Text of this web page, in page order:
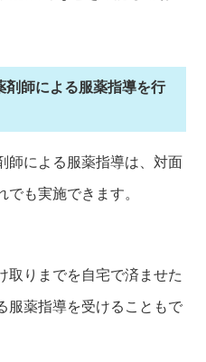
師による服薬指導を行
師による服薬指導は、対面
も実施できます。
取りまでを自宅で済ませた
服薬指導を受けることもで